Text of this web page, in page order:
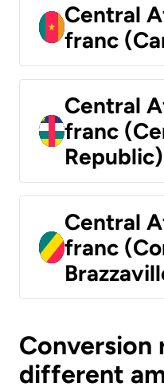
Central
franc
Central
franc
Central
franc
different